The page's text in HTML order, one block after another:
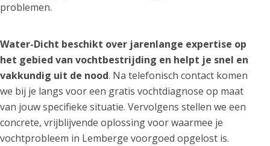
problemen.
Water-Dicht beschikt over jarenlange expertise op
het gebied van vochtbestrijding en helpt je snel en
vakkundig uit de nood. Na telefonisch contact komen
we bij je langs voor een gratis vochtdiagnose op maat
van jouw specifieke situatie. Vervolgens stellen we een
concrete, vrijblijvende oplossing voor waarmee je
vochtprobleem in Lemberge voorgoed opgelost is.